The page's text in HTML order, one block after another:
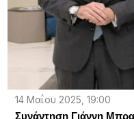
14 Μαΐου 2025, 19:00
Συνάντηση Γιάννη